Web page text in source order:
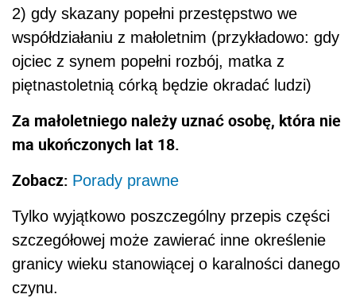
2) gdy skazany popełni przestępstwo we
współdziałaniu z małoletnim (przykładowo: gdy
ojciec z synem popełni rozbój, matka z
piętnastoletnią córką będzie okradać ludzi)
Za małoletniego należy uznać osobę, która nie
ma ukończonych lat 18.
Zobacz: Porady prawne
Tylko wyjątkowo poszczególny przepis części
szczegółowej może zawierać inne określenie
granicy wieku stanowiącej o karalności danego
czynu.